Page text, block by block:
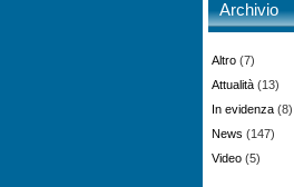
Archivio
Altro (7)
Attualità (13)
In evidenza (8)
News (147)
Video (5)